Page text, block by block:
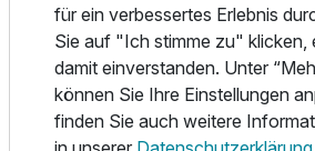
In unserem Restaurant möchten wir
sorgfältig zubereitete Speisen zu
anbieten. Unsere Produkte beziehen
Großteil aus der Region,
Fleischsorten kommen aus dem
für ein verbessertes Erlebnis
Sie auf "Ich stimme zu" klicken,
damit einverstanden. Unter
können Sie Ihre Einstellungen
finden Sie auch weitere